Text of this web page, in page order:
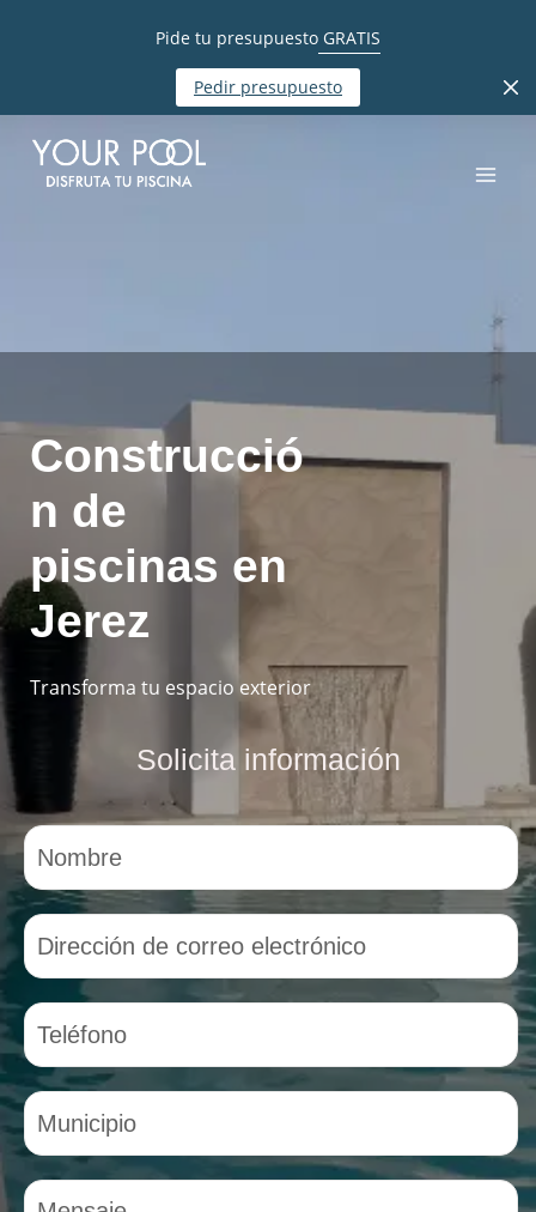
Pide tu presupuesto GRATIS
Pedir presupuesto
Construcció
n de
piscinas en
Jerez
Transforma tu espacio exterior
Solicita información